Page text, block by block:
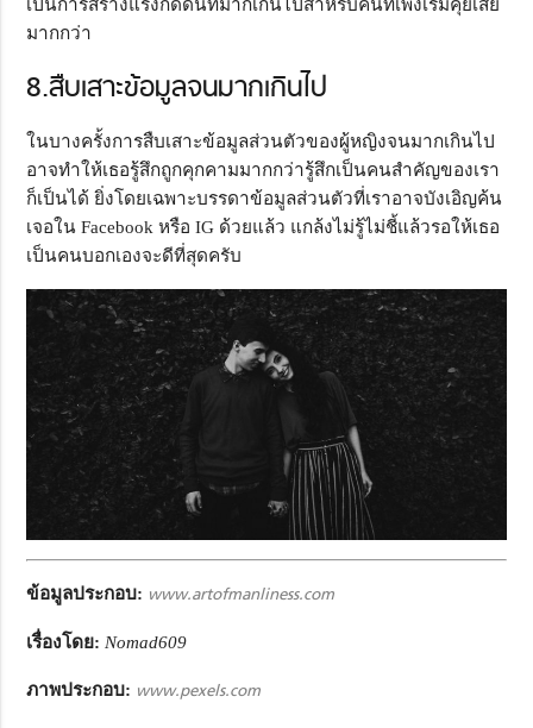
มากกว่า
8.สืบเสาะข้อมูลจนมากเกินไป
ในบางครั้งการสืบเสาะข้อมูลส่วนตัวของผู้หญิงจนมากเกินไป
อาจทำให้เธอรู้สึกถูกคุกคามมากกว่ารู้สึกเป็นคนสำคัญของเรา
ก็เป็นได้ ยิ่งโดยเฉพาะบรรดาข้อมูลส่วนตัวที่เราอาจบังเอิญค้น
เจอใน Facebook หรือ IG ด้วยแล้ว แกล้งไม่รู้ไม่ชี้แล้วรอให้เธอ
เป็นคนบอกเองจะดีที่สุดครับ
ข้อมูลประกอบ: www.artofmanliness.com
เรื่องโดย:Nomad609
ภาพประกอบ: www.pexels.com